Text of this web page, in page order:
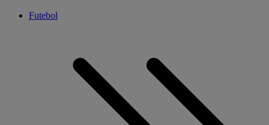
Futebol